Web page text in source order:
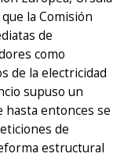
la Comisión
de
como
de la electricidad
supuso un
hasta entonces se
de
estructural